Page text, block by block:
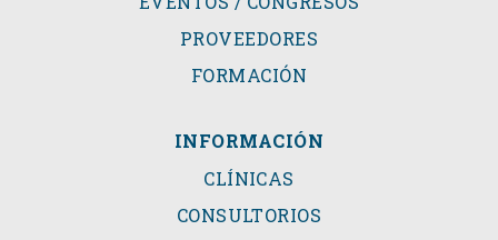
PROVEEDORES
FORMACIÓN
INFORMACIÓN
CLÍNICAS
CONSULTORIOS